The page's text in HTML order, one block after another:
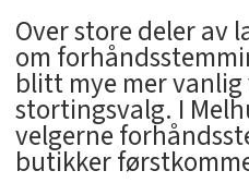
Over store deler av
om
blitt mye mer
stortingsvalg. I
velgerne
butikker